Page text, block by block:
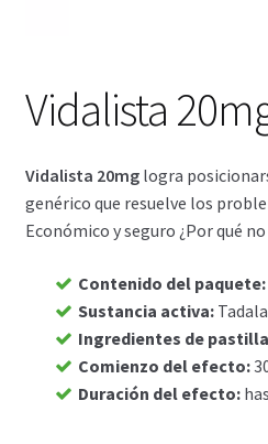
Halloween
Blog
Carrito
Condiciones
Vidalista
Vidalista 20mglogra
genérico que resuelve los
Económico y seguro ¿Por qué
Contenido del paquete:
Sustancia activa:
Ingredientes de pastilla
Comienzo del efecto:
Duración del efecto: